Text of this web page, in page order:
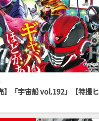
】「宇宙船 vol.192」【特撮ヒ